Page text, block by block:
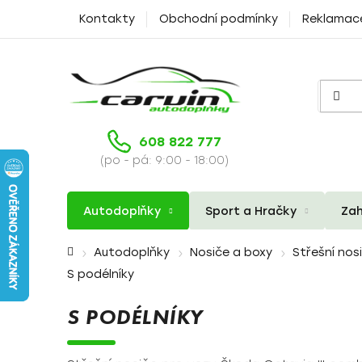
Kontakty Obchodní podmínky
608 822 777
(po - pá: 9:00 - 18:00)
Autodoplňky Sport a Hračky
Domů Autodoplňky Nosiče a boxy Střešní
S podélníky
S PODÉLNÍKY